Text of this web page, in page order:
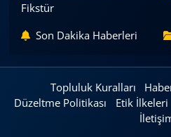
Fikstür
Son Dakika Haberleri
Topluluk Kuralları
Düzeltme Politikası
Etik İlkeleri